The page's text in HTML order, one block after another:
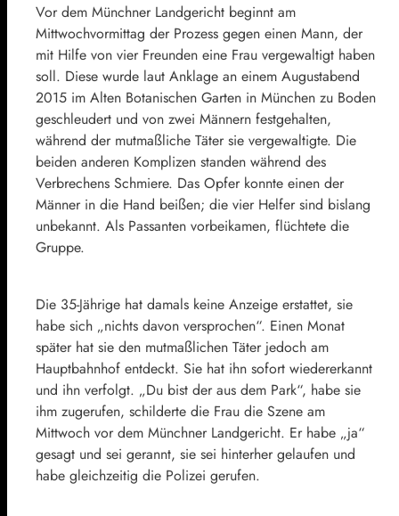
Vor dem Münchner Landgericht beginnt am
Mittwochvormittag der Prozess gegen einen Mann, der
mit Hilfe von vier Freunden eine Frau vergewaltigt haben
soll. Diese wurde laut Anklage an einem Augustabend
2015 im Alten Botanischen Garten in München zu Boden
geschleudert und von zwei Männern festgehalten,
während der mutmaßliche Täter sie vergewaltigte. Die
beiden anderen Komplizen standen während des
Verbrechens Schmiere. Das Opfer konnte einen der
Männer in die Hand beißen; die vier Helfer sind bislang
unbekannt. Als Passanten vorbeikamen, flüchtete die
Gruppe.
Die 35-Jährige hat damals keine Anzeige erstattet, sie
habe sich „nichts davon versprochen“. Einen Monat
später hat sie den mutmaßlichen Täter jedoch am
Hauptbahnhof entdeckt. Sie hat ihn sofort wiedererkannt
und ihn verfolgt. „Du bist der aus dem Park“, habe sie
ihm zugerufen, schilderte die Frau die Szene am
Mittwoch vor dem Münchner Landgericht. Er habe „ja“
gesagt und sei gerannt, sie sei hinterher gelaufen und
habe gleichzeitig die Polizei gerufen.